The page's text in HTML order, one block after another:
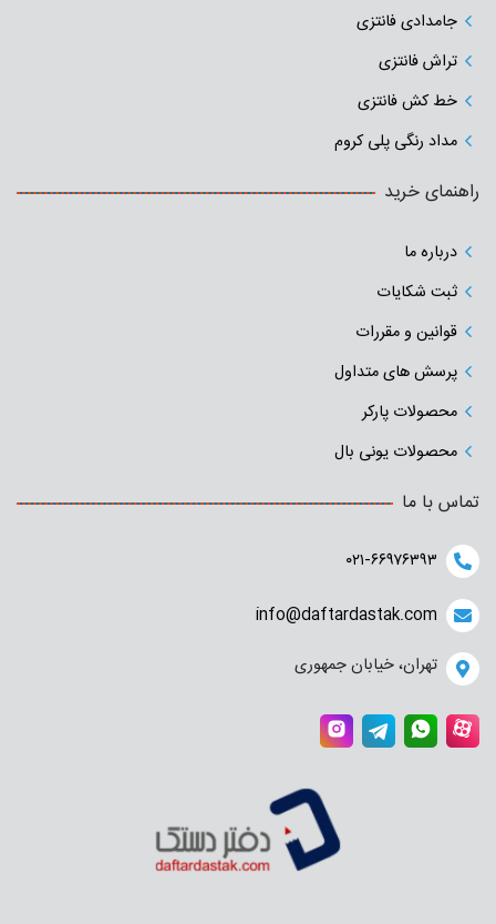
جامدادی‌ فانتزی
تراش فانتزی
خط کش فانتزی
مداد رنگی پلی کروم
راهنمای خرید
درباره ما
ثبت شکایات
قوانین و مقررات
پرسش های متداول
محصولات پارکر
محصولات یونی بال
تماس با ما
۰۲۱-۶۶۹۷۶۳۹۳
info@daftardastak.com
تهران، خیابان جمهوری